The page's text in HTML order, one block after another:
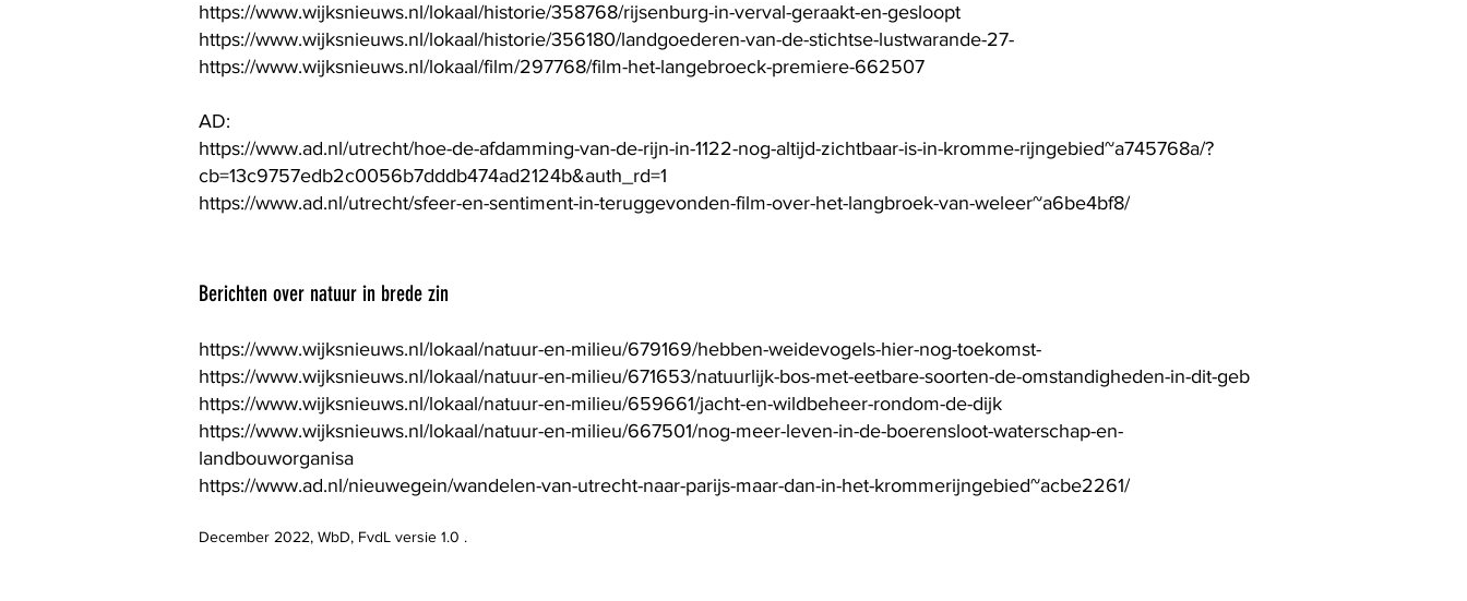
https://www.wijksnieuws.nl/lokaal/historie/358768/rijsenburg-in-verval-geraakt-en-gesloopt
https://www.wijksnieuws.nl/lokaal/historie/356180/landgoederen-van-de-stichtse-lustwarande-27-
https://www.wijksnieuws.nl/lokaal/film/297768/film-het-langebroeck-premiere-662507
AD:
https://www.ad.nl/utrecht/hoe-de-afdamming-van-de-rijn-in-1122-nog-altijd-zichtbaar-is-in-kromme-rijngebied~a745768a/?
cb=13c9757edb2c0056b7dddb474ad2124b&auth_rd=1
https://www.ad.nl/utrecht/sfeer-en-sentiment-in-teruggevonden-film-over-het-langbroek-van-weleer~a6be4bf8/
Berichten over natuur in brede zin
https://www.wijksnieuws.nl/lokaal/natuur-en-milieu/679169/hebben-weidevogels-hier-nog-toekomst-
https://www.wijksnieuws.nl/lokaal/natuur-en-milieu/671653/natuurlijk-bos-met-eetbare-soorten-de-omstandigheden-in-dit-geb
https://www.wijksnieuws.nl/lokaal/natuur-en-milieu/659661/jacht-en-wildbeheer-rondom-de-dijk
https://www.wijksnieuws.nl/lokaal/natuur-en-milieu/667501/nog-meer-leven-in-de-boerensloot-waterschap-en-
landbouworganisa
https://www.ad.nl/nieuwegein/wandelen-van-utrecht-naar-parijs-maar-dan-in-het-krommerijngebied~acbe2261/
December 2022, WbD, FvdL versie 1.0 .